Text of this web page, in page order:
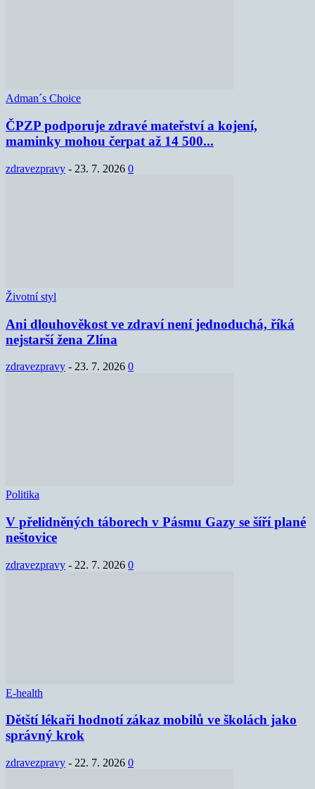
Adman´s Choice
ČPZP podporuje zdravé mateřství a kojení,
maminky mohou čerpat až 14 500...
zdravezpravy - 23. 7. 2026 0
Životní styl
Ani dlouhověkost ve zdraví není jednoduchá, říká
nejstarší žena Zlína
zdravezpravy - 23. 7. 2026 0
Politika
V přelidněných táborech v Pásmu Gazy se šíří plané
neštovice
zdravezpravy - 22. 7. 2026 0
E-health
Dětští lékaři hodnotí zákaz mobilů ve školách jako
správný krok
zdravezpravy - 22. 7. 2026 0